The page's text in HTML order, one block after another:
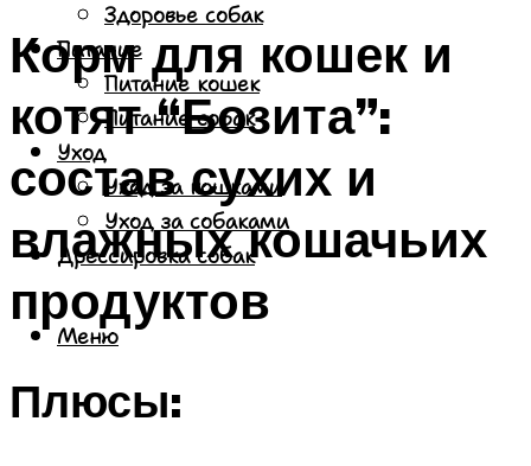
Здоровье собак
Питание
Питание кошек
Питание собак
Уход
Уход за кошками
Уход за собаками
Дрессировка собак
Меню
Корм для кошек и
котят “Бозита”:
состав сухих и
влажных кошачьих
продуктов
Плюсы: